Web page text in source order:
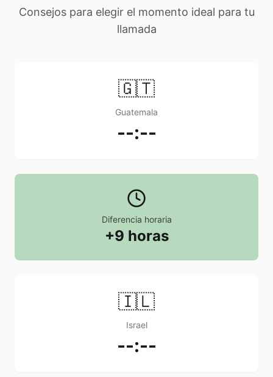
Consejos para elegir el momento ideal para tu
llamada
🇬🇹
Guatemala
--:--
Diferencia horaria
+9 horas
🇮🇱
Israel
--:--